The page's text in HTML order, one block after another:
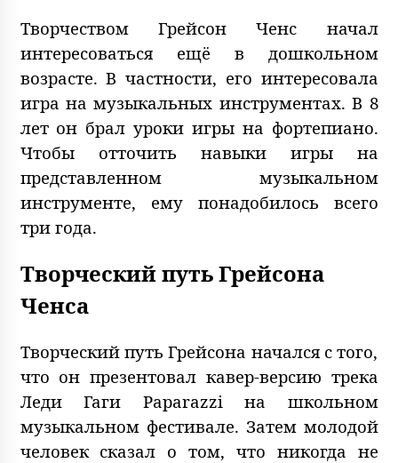
Творчеством Грейсон Ченс начал
интересоваться ещё в дошкольном
возрасте. В частности, его интересовала
игра на музыкальных инструментах. В 8
лет он брал уроки игры на фортепиано.
Чтобы отточить навыки игры на
представленном музыкальном
инструменте, ему понадобилось всего
три года.
Творческий путь Грейсона
Ченса
Творческий путь Грейсона начался с того,
что он презентовал кавер-версию трека
Леди Гаги Paparazzi на школьном
музыкальном фестивале. Затем молодой
человек сказал о том, что никогда не